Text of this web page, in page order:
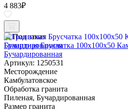
4 883₽
Под заказ
Гранитная Брусчатка 100х100x50
Бучардированная
Артикул: 1250531
Месторождение
Камбулатовское
Обработка гранита
Пиленая, Бучардированная
Размер гранита